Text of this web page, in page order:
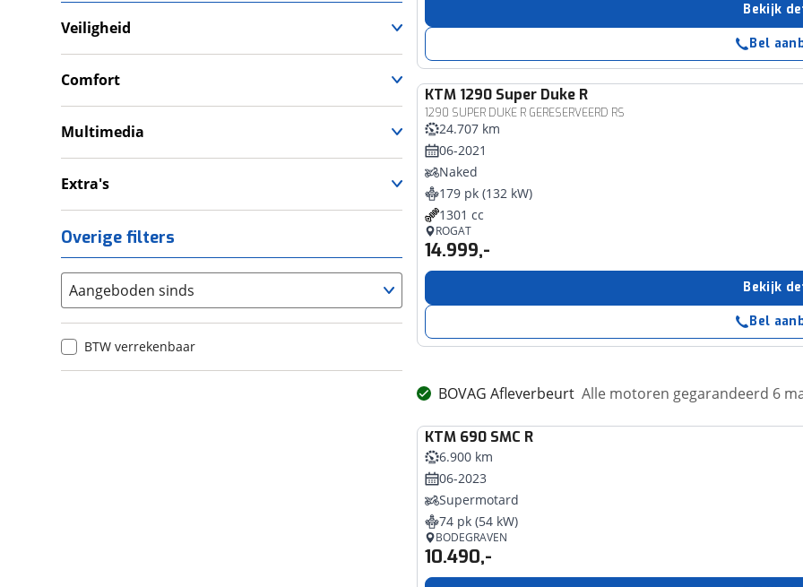
Veiligheid
LED verlichting
Valbeugel
Comfort
Gear indicator
Handvatverwarming
Multimedia
Extra's
Sportuitlaat
Topkoffer
Overige filters
Aangeboden sinds
BTW verrekenbaar
Bekijk
Bel
KTM 1290 Super Duke R
1290 SUPER DUKE R GERESERVEERD RS
24.707 km
06-2021
Naked
179 pk (132 kW)
1301 cc
ROGAT
14.999,-
Bekijk
Bel
BOVAG Afleverbeurt Alle motoren gegarandeerd 6
KTM 690 SMC R
6.900 km
06-2023
Supermotard
74 pk (54 kW)
BODEGRAVEN
10.490,-